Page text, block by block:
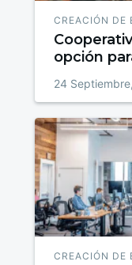
CREACIÓN DE
opción
24
CREACIÓN DE